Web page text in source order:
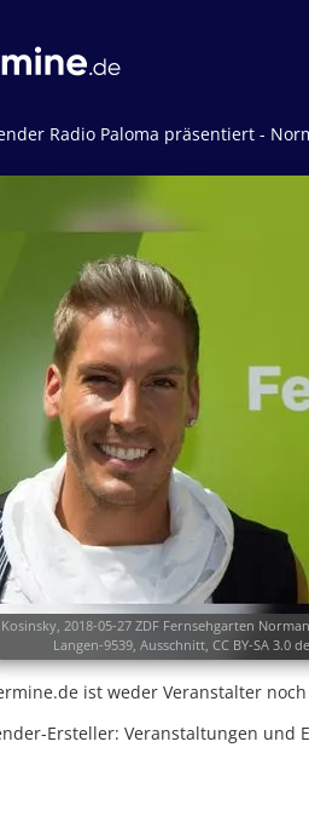
Radio Paloma präsentiert - Norman Langen
, 2018-05-27 ZDF Fernsehgarten Norman
Langen-9539, Ausschnitt, CC BY-SA 3.0 de
ist weder Veranstalter
Ersteller: Veranstaltungen und